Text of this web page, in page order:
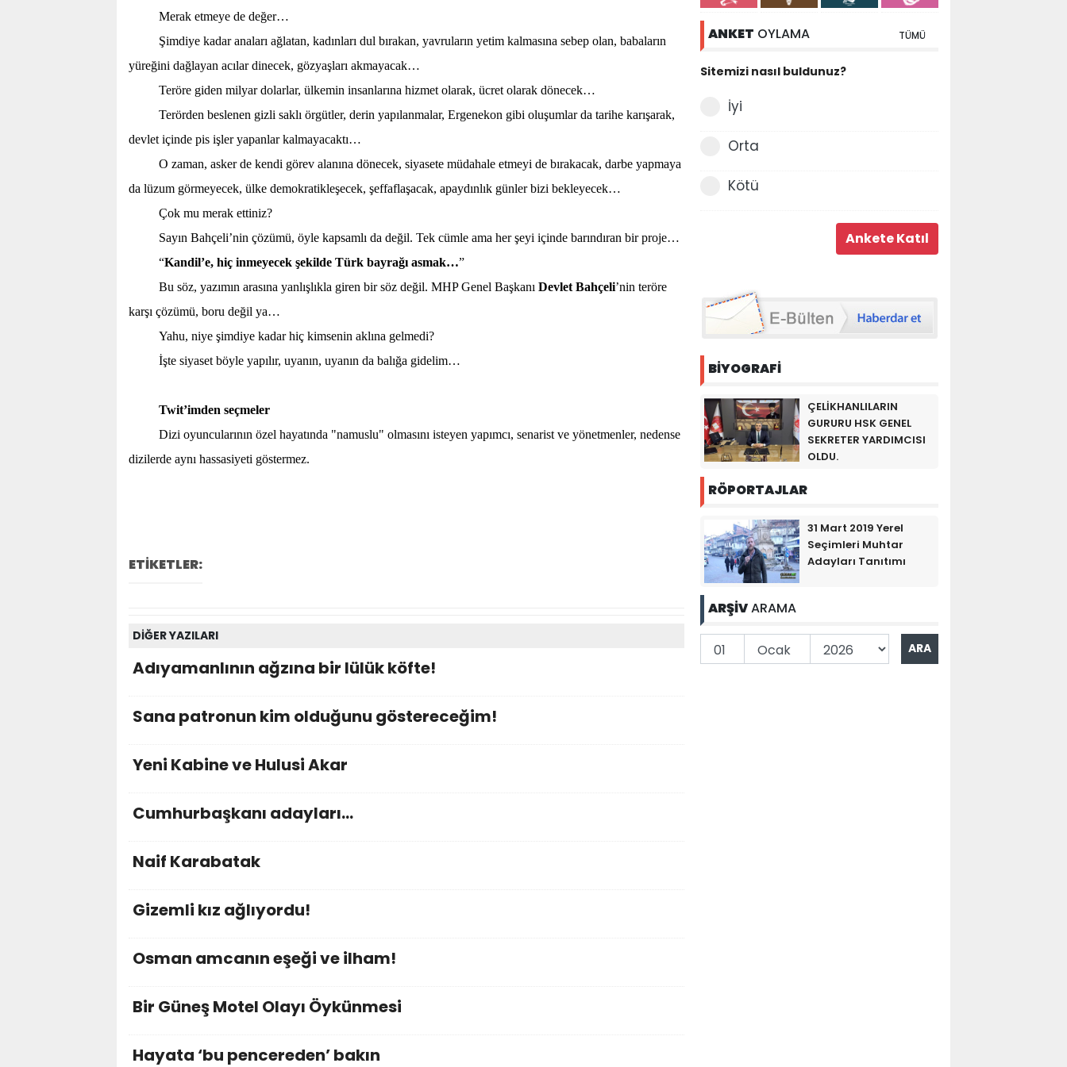
Merak etmeye de değer…
Şimdiye kadar anaları ağlatan, kadınları dul bırakan, yavruların yetim kalmasına sebep olan, babaların
yüreğini dağlayan acılar dinecek, gözyaşları akmayacak…
Teröre giden milyar dolarlar, ülkemin insanlarına hizmet olarak, ücret olarak dönecek…
Terörden beslenen gizli saklı örgütler, derin yapılanmalar, Ergenekon gibi oluşumlar da tarihe karışarak,
devlet içinde pis işler yapanlar kalmayacaktı…
O zaman, asker de kendi görev alanına dönecek, siyasete müdahale etmeyi de bırakacak, darbe yapmaya
da lüzum görmeyecek, ülke demokratikleşecek, şeffaflaşacak, apaydınlık günler bizi bekleyecek…
Çok mu merak ettiniz?
Sayın Bahçeli’nin çözümü, öyle kapsamlı da değil. Tek cümle ama her şeyi içinde barındıran bir proje…
“Kandil’e, hiç inmeyecek şekilde Türk bayrağı asmak…”
Bu söz, yazımın arasına yanlışlıkla giren bir söz değil. MHP Genel Başkanı Devlet Bahçeli’nin teröre
karşı çözümü, boru değil ya…
Yahu, niye şimdiye kadar hiç kimsenin aklına gelmedi?
İşte siyaset böyle yapılır, uyanın, uyanın da balığa gidelim…
Twit’imden seçmeler
Dizi oyuncularının özel hayatında "namuslu" olmasını isteyen yapımcı, senarist ve yönetmenler, nedense
dizilerde aynı hassasiyeti göstermez.
ETİKETLER:
DİĞER YAZILARI
Adıyamanlının ağzına bir lülük köfte!
Sana patronun kim olduğunu göstereceğim!
Yeni Kabine ve Hulusi Akar
Cumhurbaşkanı adayları…
Naif Karabatak
Gizemli kız ağlıyordu!
Osman amcanın eşeği ve ilham!
Bir Güneş Motel Olayı Öykünmesi
Hayata ‘bu pencereden’ bakın
ANKET OYLAMA TÜMÜ
Sitemizi nasıl buldunuz?
İyi
Orta
Kötü
BİYOGRAFİ
ÇELİKHANLILARIN
GURURU HSK GENEL
SEKRETER YARDIMCISI
OLDU.
RÖPORTAJLAR
31 Mart 2019 Yerel
Seçimleri Muhtar
Adayları Tanıtımı
ARŞİVARAMA